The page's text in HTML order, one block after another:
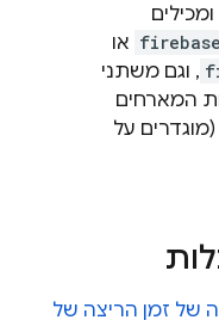
שמוגדרים על ידי Firebase ומכילים
או
, וגם משתני
המארחים
והיציאות לאפליקציות SSR (מוגדרים על
של זמן הריצה של